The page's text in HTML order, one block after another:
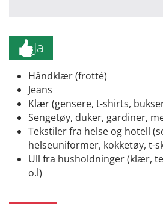
Ja
Håndklær (frotté)
Jeans
Klær (gensere, t-shirts,
Sengetøy, duker, gardiner,
Tekstiler fra helse og hotell
helseuniformer, kokketøy, t-
Ull fra husholdninger (klær,
o.l)